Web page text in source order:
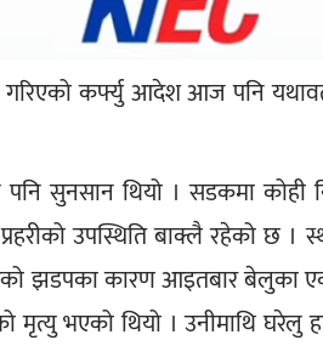
गरिएको कर्फ्यु आदेश आज पनि
सुनसान थियो । सडकमा
उपस्थिति बाक्लै रहेको छ ।
झडपका कारण आइतबार बेलुका
मृत्यु भएको थियो । उनीमाथि घरेलु